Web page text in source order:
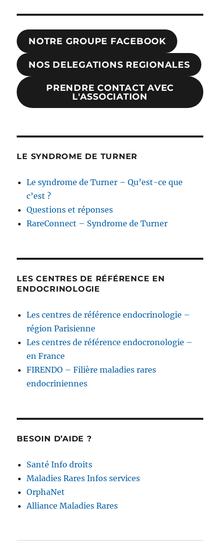
NOTRE GROUPE FACEBOOK
NOS DELEGATIONS REGIONALES
PRENDRE CONTACT AVEC
L'ASSOCIATION
LE SYNDROME DE TURNER
Le syndrome de Turner – Qu’est-ce que
c’est ?
Questions et réponses
RareConnect – Syndrome de Turner
LES CENTRES DE RÉFÉRENCE EN
ENDOCRINOLOGIE
Les centres de référence endocrinologie –
région Parisienne
Les centres de référence endocronologie –
en France
FIRENDO – Filière maladies rares
endocriniennes
BESOIN D’AIDE ?
Santé Info droits
Maladies Rares Infos services
OrphaNet
Alliance Maladies Rares